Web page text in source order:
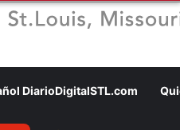
DiarioDigitalSTL.com